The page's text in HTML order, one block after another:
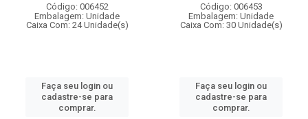
Código: 006452
Embalagem: Unidade
Caixa Com: 24 Unidade(s)
Faça seu login ou
cadastre-se para
comprar.
Código: 006453
Embalagem: Unidade
Caixa Com: 30 Unidade(s)
Faça seu login ou
cadastre-se para
comprar.